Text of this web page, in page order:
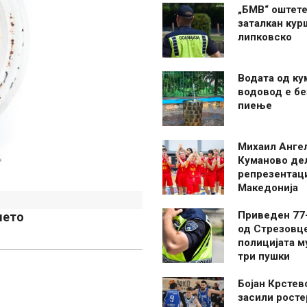
„БМВ“
заталкан
липковско
Водата од
водовод е
пиење
Михаил
Куманово
Македонија
Приведен
од
полицијата
три пушки
Бојан
засили